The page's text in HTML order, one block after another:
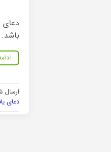
دعای
ارسال
دعای